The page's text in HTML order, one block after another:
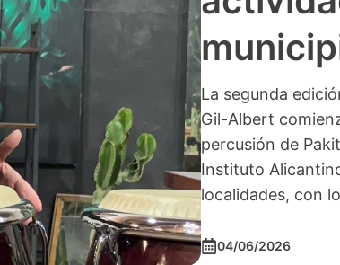
El Instituto
a Revistas 2026,
sin ánimo de
que apoyan la
próximo 22 de
25/05/2026